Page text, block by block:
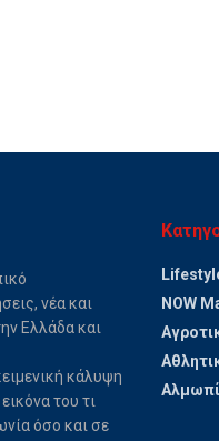
νέα και
Ελλάδα και
κάλυψη
του τι
όσο και σε
NOW